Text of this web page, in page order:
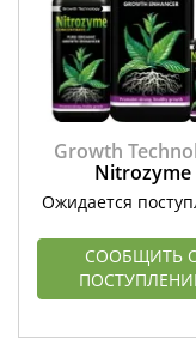
Growth
Nitrozyme
Ожидается
СООБЩИТЬ